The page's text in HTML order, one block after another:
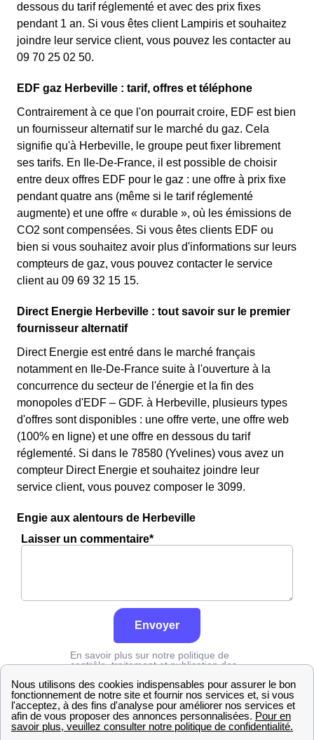
dessous du tarif réglementé et avec des prix fixes
pendant 1 an. Si vous êtes client Lampiris et souhaitez
joindre leur service client, vous pouvez les contacter au
09 70 25 02 50.
EDF gaz Herbeville : tarif, offres et téléphone
Contrairement à ce que l'on pourrait croire, EDF est bien
un fournisseur alternatif sur le marché du gaz. Cela
signifie qu'à Herbeville, le groupe peut fixer librement
ses tarifs. En Ile-De-France, il est possible de choisir
entre deux offres EDF pour le gaz : une offre à prix fixe
pendant quatre ans (même si le tarif réglementé
augmente) et une offre « durable », où les émissions de
CO2 sont compensées. Si vous êtes clients EDF ou
bien si vous souhaitez avoir plus d'informations sur leurs
compteurs de gaz, vous pouvez contacter le service
client au 09 69 32 15 15.
Direct Energie Herbeville : tout savoir sur le premier
fournisseur alternatif
Direct Energie est entré dans le marché français
notamment en Ile-De-France suite à l'ouverture à la
concurrence du secteur de l'énergie et la fin des
monopoles d'EDF – GDF. à Herbeville, plusieurs types
d'offres sont disponibles : une offre verte, une offre web
(100% en ligne) et une offre en dessous du tarif
réglementé. Si dans le 78580 (Yvelines) vous avez un
compteur Direct Energie et souhaitez joindre leur
service client, vous pouvez composer le 3099.
Engie aux alentours de Herbeville
Laisser un commentaire*
Envoyer
En savoir plus sur notre politique de
contrôle, traitement et publication des
Engie Yvelines Herbeville